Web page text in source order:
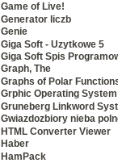
Game of Live!
Generator liczb
Genie
Giga Soft - Uzytkowe 5
Giga Soft Spis
Graph, The
Graphs of Polar
Grphic Operating System
Gruneberg Linkword
Gwiazdozbiory nieba
HTML Converter Viewer
Haber
HamPack